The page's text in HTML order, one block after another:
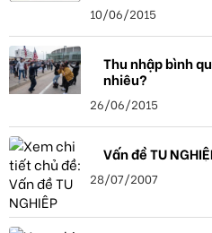
10/06/2015
Thu nhập bình
nhiêu?
26/06/2015
Vấn đề TU
28/07/2007